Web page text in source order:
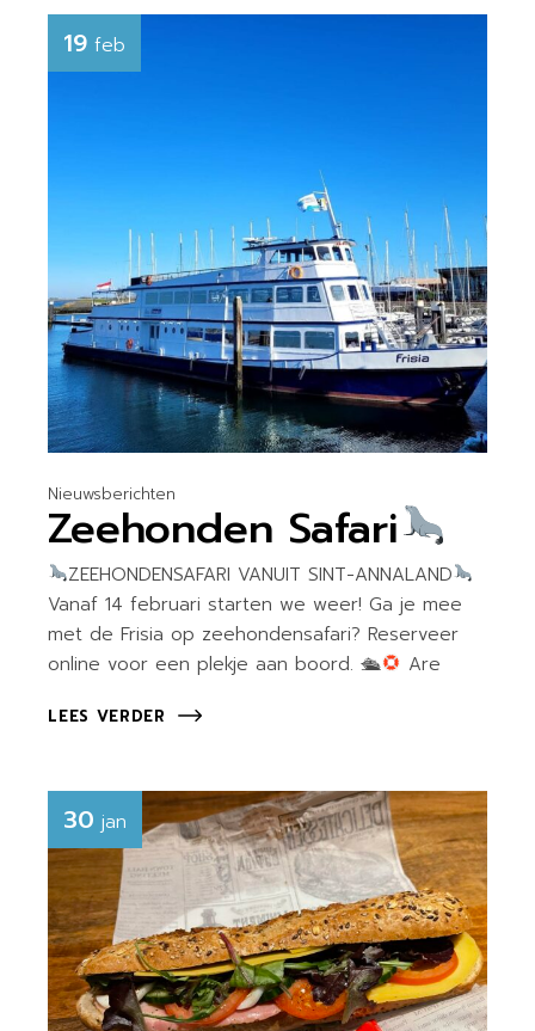
19 feb
Nieuwsberichten
Zeehonden Safari
ZEEHONDENSAFARI VANUIT SINT-ANNALAND
Vanaf 14 februari starten we weer! Ga je mee
met de Frisia op zeehondensafari? Reserveer
online voor een plekje aan boord. 🛳
Are
LEES VERDER
30 jan